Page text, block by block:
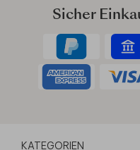
Sicher
KATEGORIEN